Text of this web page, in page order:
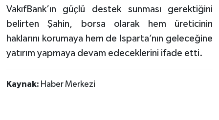
VakıfBank’ın güçlü destek sunması gerektiğini
belirten Şahin, borsa olarak hem üreticinin
haklarını korumaya hem de Isparta’nın geleceğine
yatırım yapmaya devam edeceklerini ifade etti.
Kaynak: Haber Merkezi